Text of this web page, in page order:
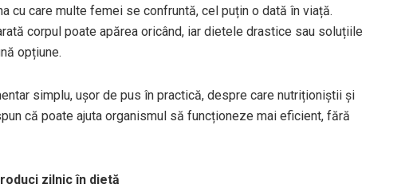
cu care multe femei se confruntă, cel puțin o dată în viață.
corpul poate apărea oricând, iar dietele drastice sau soluțiile
opțiune.
simplu, ușor de pus în practică, despre care nutriționiștii și
că poate ajuta organismul să funcționeze mai eficient, fără
zilnic în dietă